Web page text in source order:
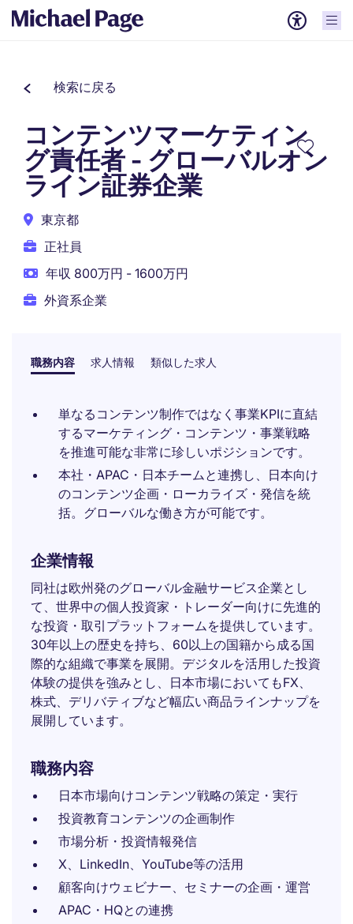
検索に戻る
コンテンツマーケティン
グ責任者 - グローバルオン
ライン証券企業
東京都
正社員
年収 800万円 - 1600万円
外資系企業
職務内容 求人情報 類似した求人
単なるコンテンツ制作ではなく事業KPIに直結
するマーケティング・コンテンツ・事業戦略
を推進可能な非常に珍しいポジションです。
本社・APAC・日本チームと連携し、日本向け
のコンテンツ企画・ローカライズ・発信を統
括。グローバルな働き方が可能です。
企業情報
同社は欧州発のグローバル金融サービス企業とし
て、世界中の個人投資家・トレーダー向けに先進的
な投資・取引プラットフォームを提供しています。
30年以上の歴史を持ち、60以上の国籍から成る国
際的な組織で事業を展開。デジタルを活用した投資
体験の提供を強みとし、日本市場においてもFX、
株式、デリバティブなど幅広い商品ラインナップを
展開しています。
職務内容
日本市場向けコンテンツ戦略の策定・実行
投資教育コンテンツの企画制作
市場分析・投資情報発信
X、LinkedIn、YouTube等の活用
顧客向けウェビナー、セミナーの企画・運営
APAC・HQとの連携